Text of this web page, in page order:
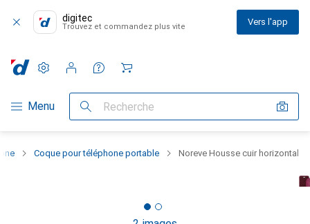
digitec
Trouvez et commandez plus vite Vers l'app
Navigation par catégorie
Menu Recherche
Paramètres
Compte client
Listes de comparaison
Listes d'envies
Panier
Coque pour téléphone portable Noreve Housse cuir horizontal